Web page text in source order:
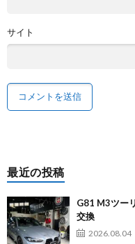
サイト
最近の投稿
G81 M3ツー
交換
2026.08.04